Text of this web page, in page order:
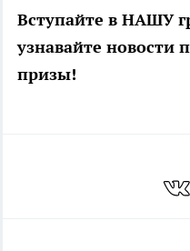
Вступайте в НАШУ
узнавайте новости
призы!